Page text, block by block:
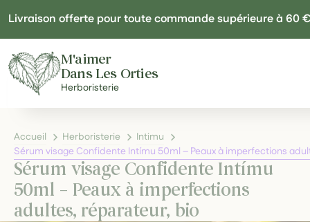
Livraison offerte pour toute commande supérieure à 60 €
M'aimer
Dans Les Orties
Herboristerie
Accueil Herboristerie
Intimu
Sérum visage Confidente Intímu 50ml – Peaux à imperfections
Sérum visage Confidente Intímu
50ml – Peaux à imperfections
adultes, réparateur, bio